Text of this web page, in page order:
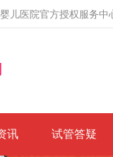
儿医院官方授权服务
讯 试管答疑